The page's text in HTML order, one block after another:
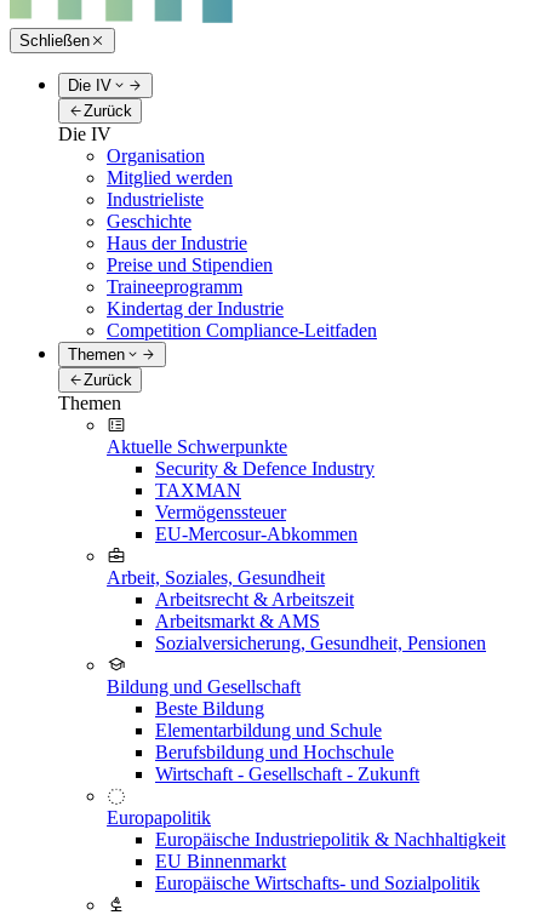
Schließen
Die IV
Zurück
Die IV
Organisation
Mitglied werden
Industrieliste
Geschichte
Haus der Industrie
Preise und Stipendien
Traineeprogramm
Kindertag der Industrie
Competition Compliance-Leitfaden
Themen
Zurück
Themen
Aktuelle Schwerpunkte
Security & Defence Industry
TAXMAN
Vermögenssteuer
EU-Mercosur-Abkommen
Arbeit, Soziales, Gesundheit
Arbeitsrecht & Arbeitszeit
Arbeitsmarkt & AMS
Sozialversicherung, Gesundheit, Pensionen
Bildung und Gesellschaft
Beste Bildung
Elementarbildung und Schule
Berufsbildung und Hochschule
Wirtschaft - Gesellschaft - Zukunft
Europapolitik
Europäische Industriepolitik & Nachhaltigkeit
EU Binnenmarkt
Europäische Wirtschafts- und Sozialpolitik